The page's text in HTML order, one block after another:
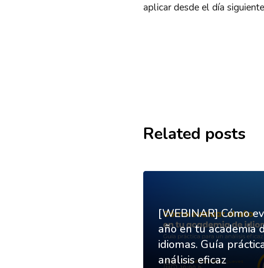
aplicar desde el día
Related posts
[WEBINAR] Cómo
año en tu academia
idiomas. Guía
análisis eficaz